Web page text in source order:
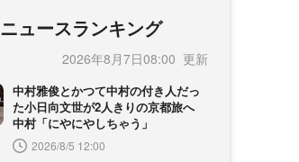
ニュースランキング
2026年8月7日08:00
中村雅俊とかつて中村の付き人だっ
た小日向文世が2人きりの京都旅へ
中村「にやにやしちゃう」
2026/8/5 12:00